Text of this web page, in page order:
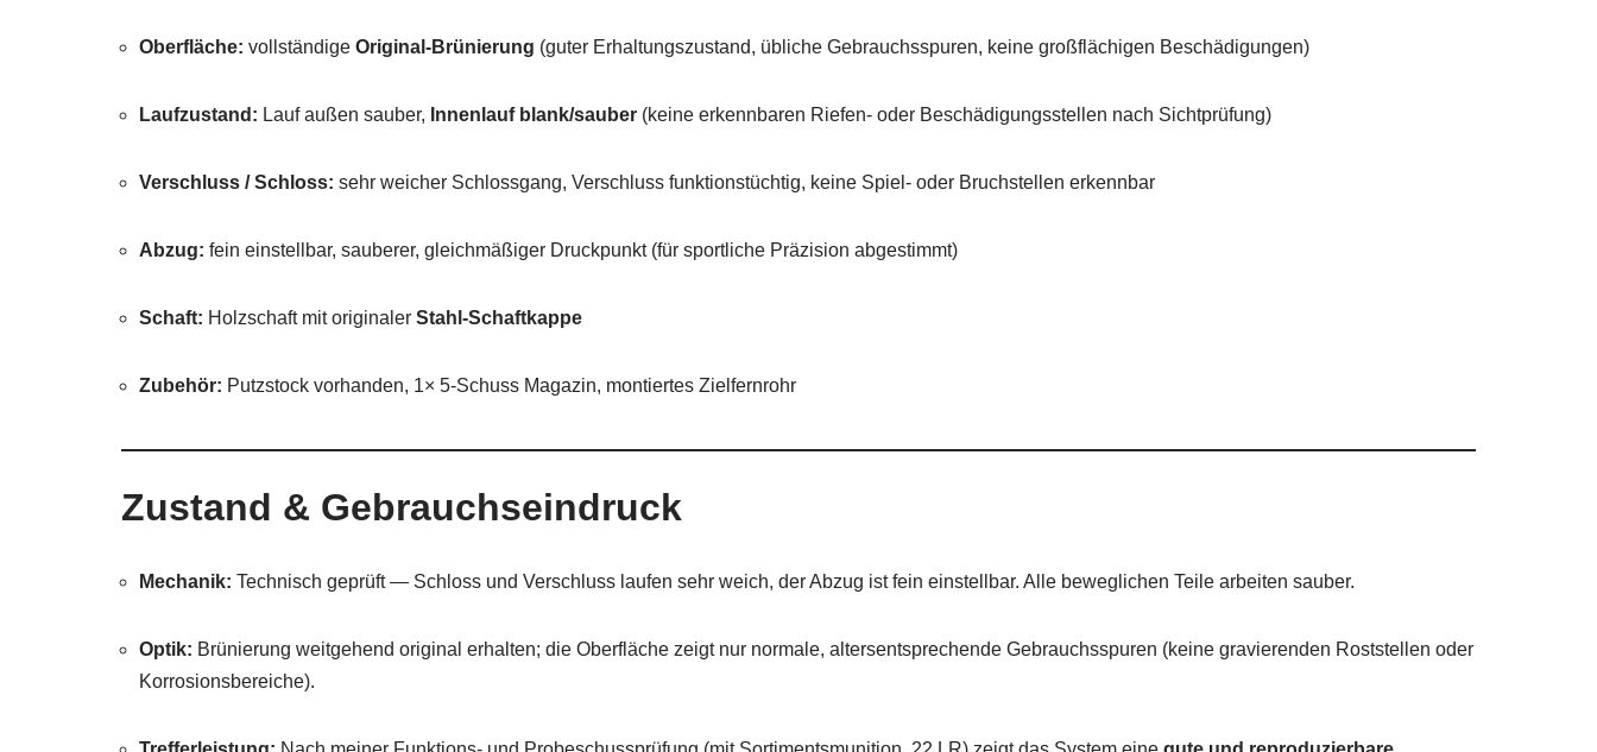
Oberfläche: vollständige Original-Brünierung (guter Erhaltungszustand, übliche Gebrauchsspuren, keine großflächigen Beschädigungen)
Laufzustand: Lauf außen sauber, Innenlauf blank/sauber (keine erkennbaren Riefen- oder Beschädigungsstellen nach Sichtprüfung)
Verschluss / Schloss: sehr weicher Schlossgang, Verschluss funktionstüchtig, keine Spiel- oder Bruchstellen erkennbar
Abzug: fein einstellbar, sauberer, gleichmäßiger Druckpunkt (für sportliche Präzision abgestimmt)
Schaft: Holzschaft mit originaler Stahl-Schaftkappe
Zubehör: Putzstock vorhanden, 1× 5-Schuss Magazin, montiertes Zielfernrohr
Zustand & Gebrauchseindruck
Mechanik: Technisch geprüft — Schloss und Verschluss laufen sehr weich, der Abzug ist fein einstellbar. Alle beweglichen Teile arbeiten sauber.
Optik: Brünierung weitgehend original erhalten; die Oberfläche zeigt nur normale, altersentsprechende Gebrauchsspuren (keine gravierenden Roststellen oder
Korrosionsbereiche).